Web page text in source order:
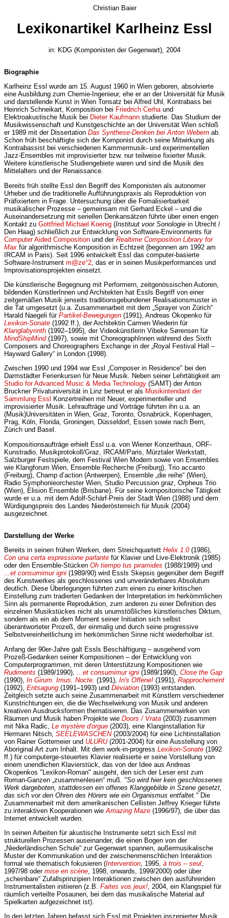
Christian Baier
Lexikonartikel Karlheinz Essl
in: KDG (Komponisten der Gegenwart), 2004
Biographie
Karlheinz Essl wurde am 15. August 1960 in Wien geboren, absolvierte
eine Ausbildung zum Chemie-Ingenieur, ehe er an der Universität für Musik
und darstellende Kunst in Wien Tonsatz bei Alfred Uhl, Kontrabass bei
Heinrich Schneikart, Komposition bei Friedrich Cerhaund
Elektroakustische Musik bei Dieter Kaufmann studierte. Das Studium der
Musikwissenschaft und Kunstgeschichte an der Universität Wien schloß
er 1989 mit der Dissertation Das Synthese-Denken bei Anton Webern ab.
Schon früh beschäftigte sich der Komponist durch seine Mitwirkung als
Kontrabassist bei verschiedenen Kammermusik- und experimentellen
Jazz-Ensembles mit improvisierter bzw. nur teilweise fixierter Musik.
Weitere künstlerische Studiengebiete waren und sind die Musik des
Mittelalters und der Renaissance.
Bereits früh stellte Essl den Begriff des Komponisten als autonomer
Urheber und die traditionelle Aufführungspraxis als Reproduktion von
Präfixiertem in Frage. Untersuchung über die Fomalisierbarkeit
musikalischer Prozesse – gemeinsam mit Gerhard Eckel – und die
Auseinandersetzung mit seriellen Denkansätzen führte über einen engen
Kontakt zu Gottfried Michael Koenig (Instituut voor Sonologie in Utrecht /
Den Haag) schließlich zur Entwicklung von Software-Environments für
Computer Aided Composition und der Realtime Composition Library for
Max für algorithmische Komposition in Echtzeit (begonnen am 1992 am
IRCAM in Paris). Seit 1996 entwickelt Essl das computer-basierte
Software-Instrument m@ze°2 , das er in seinen Musikperformances und
Improvisationsprojekten einsetzt.
Die künstlerische Begegnung mit Performern, zeitgenössischen Autoren,
bildenden KünstlerInnen und Architekten hat Essls Begriff von einer
zeitgemäßen Musik jenseits traditionsgebundener Realisationsmuster in
die Tat umgesetzt (u.a. Zusammenarbeit mit dem „Sprayer von Zürich“
Harald Naegeli für Partikel-Bewegungen (1991), Andreas Okopenko für
Lexikon-Sonate (1992 ff.), der Architektin Carmen Wiederin für
Klanglabyrinth (1992–1995), der Videokünstlerin Vibeke Sørensen für
MindShipMind(1997), sowie mit ChoreographInnen während des Sixth
Composers and Choreographers Exchange in der „Royal Festival Hall –
Hayward Gallery“ in London (1998).
Zwischen 1990 und 1994 war Essl „Composer in Residence" bei den
Darmstädter Ferienkursen für Neue Musik. Neben seiner Lehrtätigkeit am
Studio for Advanced Music & Media Technology (SAMT) der Anton
Bruckner Privatuniversität in Linz betreut er als Musikintendant der
Sammlung Essl
Konzertreihen mit Neuer, experimenteller und
improvisierter Musik. Lehraufträge und Vorträge führten ihn u.a. an
(Musik)Universitäten in Wien, Graz, Toronto, Osnabrück, Kopenhagen,
Prag, Köln, Florida, Groningen, Düsseldorf, Essen sowie nach Bern,
Zürich und Basel.
Kompositionsaufträge erhielt Essl u.a. von Wiener Konzerthaus, ORF-
Kunstradio, Musikprotokoll/Graz, IRCAM/Paris, Mürztaler Werkstatt,
Salzburger Festspiele, dem Festival Wien Modern sowie von Ensembles
wie Klangforum Wien, Ensemble Recherche (Freiburg), Trio accanto
(Freiburg), Champ d’action (Antwerpen), Ensemble „die reihe“ (Wien),
Radio Symphonieorchester Wien, Studio Percussion graz , Orpheus Trio
(Wien), Elision Ensemble (Brisbane). Für seine kompositorische Tätigkeit
wurde er u.a. mit dem Adolf-Schärf-Preis der Stadt Wien (1988) und dem
Würdigungspreis des Landes Niederösterreich für Musik (2004)
ausgezeichnet.
Darstellung der Werke
Bereits in seinen frühen Werken, dem Streichquartett Helix 1.0(1986),
Con una certa espressione parlante für Klavier und Live-Elektronik (1985)
oder den Ensemble-Stücken Oh tiempo tus piramides (1988/1989) und
...et consumimur igni (1989/90) wird Essls Skepsis gegenüber dem Begriff
des Kunstwerkes als geschlossenes und unveränderbares Absolutum
deutlich. Diese Überlegungen führten zum einen zu einer kritischen
Einstellung zum tradierten Gedanken der Interpretation im herkömmlichen
Sinn als permanente Reproduktion, zum anderen zu einer Definition des
einzelnen Musikstückes nicht als unumstößliches künstlerisches Diktum,
sondern als ein ab dem Moment seiner Initiation sich selbst
überantworteter Prozeß, der einmalig und durch seine progressive
Selbstvereinheitlichung im herkömmlichen Sinne nicht wiederholbar ist.
Anfang der 90er-Jahre galt Essls Beschäftigung – ausgehend vom
Prozeß-Gedanken seiner Kompositionen – der Entwicklung von
Computerprogrammen, mit deren Unterstützung Kompositionen wie
Rudiments (1989/1990), ...et consumimur igni (1989/1990), Close the Gap
(1990), In Girum. Imus. Nocte. (1991), In's Offene! (1991), Rapprochement
(1992), Entsagung (1991–1993) und Déviation (1993) entstanden.
Zeitgleich setzte auch seine Zusammenarbeit mit Künstlern verschiedener
Kunstrichtungen ein, die die Wechselwirkung von Musik und anderen
kreativen Ausdrucksformen thematisieren. Das Zusammenwirken von
Räumen und Musik haben Projekte wie Doors / Vrata (2003) zusammen
mit Nika Radic, Le mystère d'orgue (2003), eine Klanginstallation für
Hermann Nitsch, SEELEWASCHEN(2003/2004) für eine Lichtinstallation
von Rainer Gottemeier und ULURU(2001-2004) für eine Ausstellung von
Aboriginal Art zum Inhalt. Mit dem work-in-progress Lexikon-Sonate (1992
ff.) für computerge-steuertes Klavier realisierte er seine Vorstellung von
einem unendlichen Klavierstück, das von der Idee aus Andreas
Okopenkos "Lexikon-Roman" ausgeht, den sich der Leser erst zum
Roman-Ganzen „zusammenlesen“ muß. "So wird hier kein geschlossenes
Werk dargeboten, stattdessen ein offenes Klanggebilde in Szene gesetzt,
das sich vor den Ohren des Hörers wie ein Organismus entfaltet." Die
Zusammenarbeit mit dem amerikanischen Cellisten Jeffrey Krieger führte
zu interaktiven Kooperationen wie Amazing Maze (1996/97), die über das
Internet entwickelt wurden.
In seinen Arbeiten für akustische Instrumente setzt sich Essl mit
strukturellen Prozessen auseinander, die einen Bogen von der
„Niederländischen Schule“ zur Gegenwart spannen, außermusikalische
Muster der Kommunikation und der zwischenmenschlichen Interaktion
formal wie thematisch fokusieren (Intervention, 1995, à trois – seul,
1997/98 oder mise en scéne, 1998, onwards, 1999/2000) oder über
„scheinbare“ Zufallsprinzipien Interaktionen zwischen den ausführenden
Instrumentalisten initiieren (z.B. Faites vos jeux!, 2004, ein Klangspiel für
räumlich verteilte Posaunen, bei dem das musikalische Material auf
Spielkarten aufgezeichnet ist).
In den letzten Jahren befasst sich Essl mit Projekten inszenierter Musik,